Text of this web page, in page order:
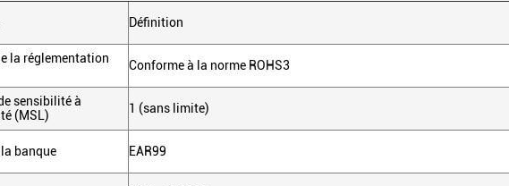
Définition
la réglementation
Conforme à la norme ROHS3
sensibilité à
(MSL)
1 (sans limite)
banque EAR99